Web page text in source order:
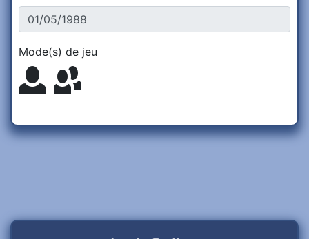
Mode(s) de jeu